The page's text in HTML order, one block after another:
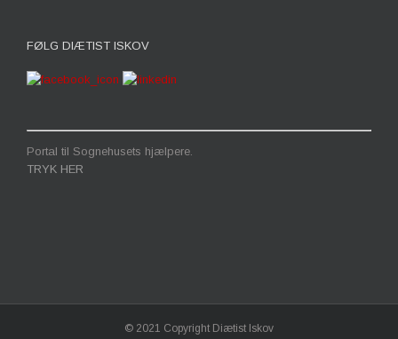
FØLG DIÆTIST ISKOV
Portal til Sognehusets hjælpere.
TRYK HER
© 2021 Copyright Diætist Iskov